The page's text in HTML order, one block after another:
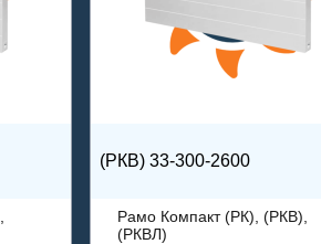
(РКВ) 33-300-2600
Рамо Компакт (РК), (РКВ),
(РКВЛ)